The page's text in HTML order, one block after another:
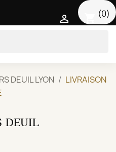
(0)

DEUIL LYON
LIVRAISON
DEUIL